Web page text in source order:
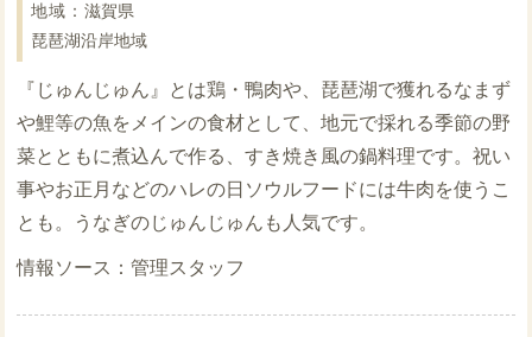
滋賀県
琵琶湖沿岸地域
『じゅんじゅん』とは鶏・鴨肉や、琵琶湖で獲れるなまず
や鯉等の魚をメインの食材として、地元で採れる季節の野
菜とともに煮込んで作る、すき焼き風の鍋料理です。祝い
事やお正月などのハレの日ソウルフードには牛肉を使うこ
とも。うなぎのじゅんじゅんも人気です。
管理スタッフ